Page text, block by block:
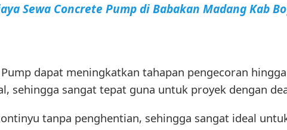
Sewa Concrete Pump di Babakan Madang Kab
dapat meningkatkan tahapan pengecoran
sehingga sangat tepat guna untuk proyek dengan
tanpa penghentian, sehingga sangat ideal